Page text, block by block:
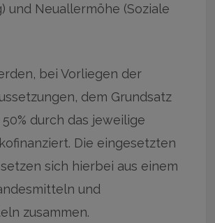
und Neuallermöhe (Soziale
bei Vorliegen der
dem Grundsatz
durch das jeweilige
Die eingesetzten
sich hierbei aus einem
und
zusammen.